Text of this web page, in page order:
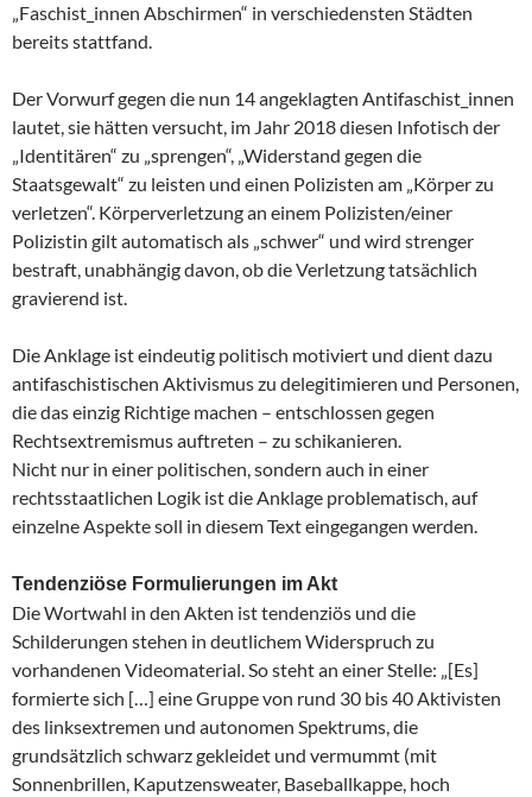
„Faschist_innen Abschirmen“ in verschiedensten Städten
bereits stattfand.
Der Vorwurf gegen die nun 14 angeklagten Antifaschist_innen
lautet, sie hätten versucht, im Jahr 2018 diesen Infotisch der
„Identitären“ zu „sprengen“, „Widerstand gegen die
Staatsgewalt“ zu leisten und einen Polizisten am „Körper zu
verletzen“. Körperverletzung an einem Polizisten/einer
Polizistin gilt automatisch als „schwer“ und wird strenger
bestraft, unabhängig davon, ob die Verletzung tatsächlich
gravierend ist.
Die Anklage ist eindeutig politisch motiviert und dient dazu
antifaschistischen Aktivismus zu delegitimieren und Personen,
die das einzig Richtige machen – entschlossen gegen
Rechtsextremismus auftreten – zu schikanieren.
Nicht nur in einer politischen, sondern auch in einer
rechtsstaatlichen Logik ist die Anklage problematisch, auf
einzelne Aspekte soll in diesem Text eingegangen werden.
Tendenziöse Formulierungen im Akt
Die Wortwahl in den Akten ist tendenziös und die
Schilderungen stehen in deutlichem Widerspruch zu
vorhandenen Videomaterial. So steht an einer Stelle: „[Es]
formierte sich […] eine Gruppe von rund 30 bis 40 Aktivisten
des linksextremen und autonomen Spektrums, die
grundsätzlich schwarz gekleidet und vermummt (mit
Sonnenbrillen, Kaputzensweater, Baseballkappe, hoch